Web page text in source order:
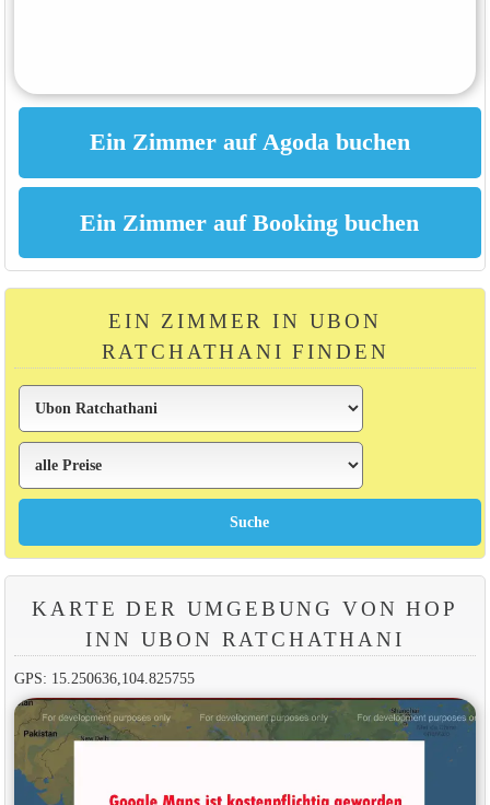
EIN ZIMMER IN UBON
RATCHATHANI FINDEN
KARTE DER UMGEBUNG VON HOP
INN UBON RATCHATHANI
GPS: 15.250636,104.825755